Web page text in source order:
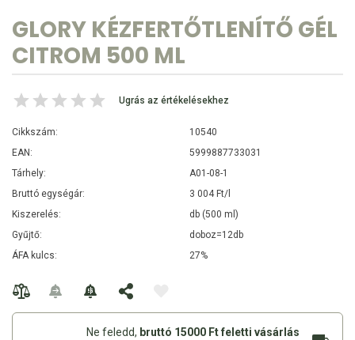
GLORY KÉZFERTŐTLENÍTŐ GÉL
CITROM 500 ML
Ugrás az értékelésekhez
Cikkszám:
10540
EAN:
5999887733031
Tárhely:
A01-08-1
Bruttó egységár:
3 004 Ft/l
Kiszerelés:
db (500 ml)
Gyűjtő:
doboz=12db
ÁFA kulcs:
27%
Ne feledd, bruttó 15000 Ft feletti vásárlás